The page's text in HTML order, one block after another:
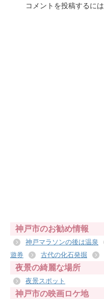
コメントを投稿するには
神戸市のお勧め情報
神戸マラソンの後は温泉
遊券
古代の化石発掘
夜景の綺麗な場所
夜景スポット
神戸市の映画ロケ地